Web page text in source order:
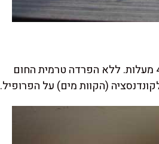
במקרים רבים יכולות להיות הפרשי טמפרטורה בין החוץ לבין הפנים של עד 40 מעלות. ללא הפרדה טרמית החום
(הקוות מים) על הפרופיל.